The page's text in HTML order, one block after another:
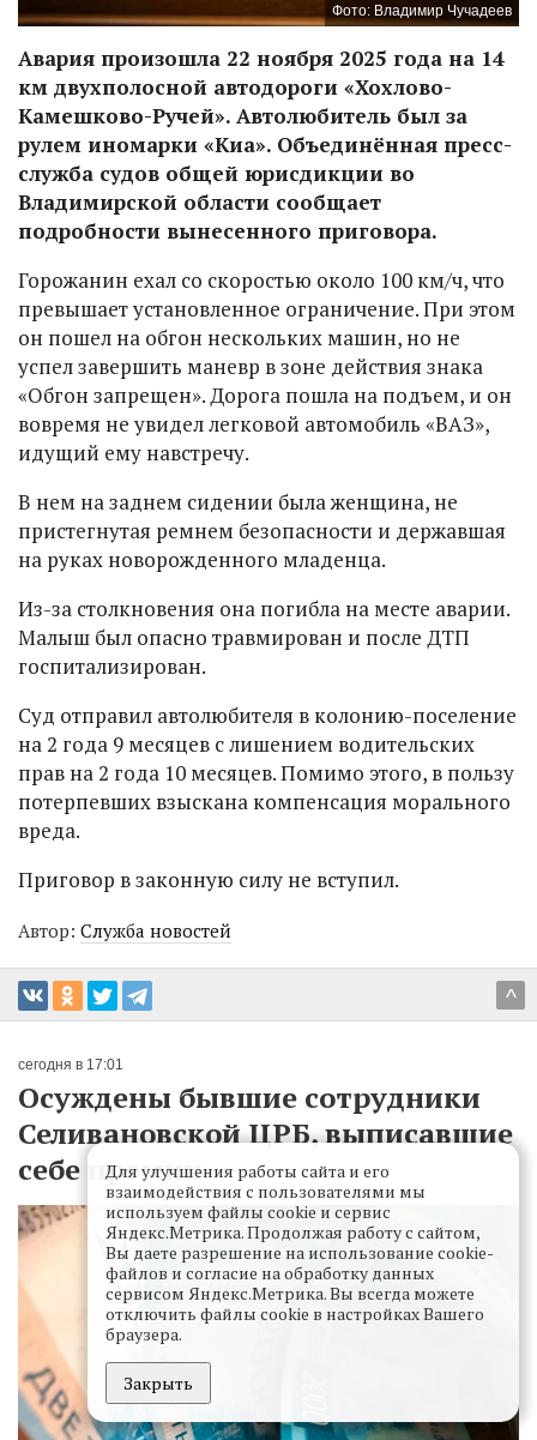
Фото: Владимир Чучадеев
Авария произошла 22 ноября 2025 года на 14
км двухполосной автодороги «Хохлово-
Камешково-Ручей». Автолюбитель был за
рулем иномарки «Киа». Объединённая пресс-
служба судов общей юрисдикции во
Владимирской области сообщает
подробности вынесенного приговора.
Горожанин ехал со скоростью около 100 км/ч, что
превышает установленное ограничение. При этом
он пошел на обгон нескольких машин, но не
успел завершить маневр в зоне действия знака
«Обгон запрещен». Дорога пошла на подъем, и он
вовремя не увидел легковой автомобиль «ВАЗ»,
идущий ему навстречу.
В нем на заднем сидении была женщина, не
пристегнутая ремнем безопасности и державшая
на руках новорожденного младенца.
Из-за столкновения она погибла на месте аварии.
Малыш был опасно травмирован и после ДТП
госпитализирован.
Суд отправил автолюбителя в колонию-поселение
на 2 года 9 месяцев с лишением водительских
прав на 2 года 10 месяцев. Помимо этого, в пользу
потерпевших взыскана компенсация морального
вреда.
Приговор в законную силу не вступил.
Автор: Служба новостей
^
сегодня в 17:01
Осуждены бывшие сотрудники
Селивановской ЦРБ, выписавшие
себе премии
Для улучшения работы сайта и его
взаимодействия с пользователями мы
используем файлы cookie и сервис
Яндекс.Метрика. Продолжая работу с сайтом,
Вы даете разрешение на использование cookie-
файлов и согласие на обработку данных
сервисом Яндекс.Метрика. Вы всегда можете
отключить файлы cookie в настройках Вашего
браузера.
Закрыть